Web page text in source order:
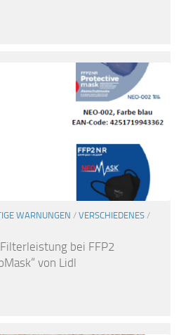
WARNUNGEN / VERSCHIEDENES /
bei FFP2
von Lidl